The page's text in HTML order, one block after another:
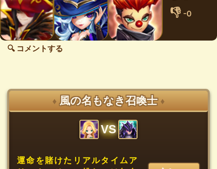
👎 -0
🔍 コメントする
♦ 風の名もなき召喚士 ♦
VS
運命を賭けたリアルタイムア